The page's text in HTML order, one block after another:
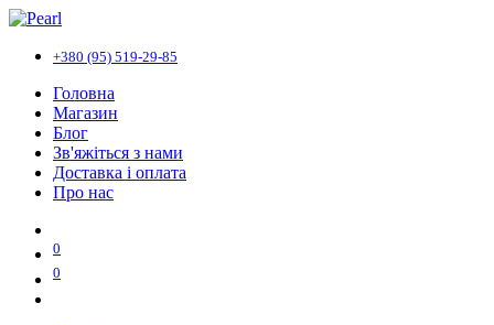
+380 (95) 519-29-85
Головна
Магазин
Блог
Зв'яжіться з нами
Доставка і оплата
Про нас
0
0